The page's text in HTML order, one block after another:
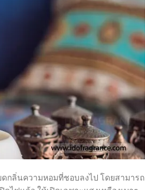
กลิ่นความหอมที่ชอบลงไป โดยสามารถ